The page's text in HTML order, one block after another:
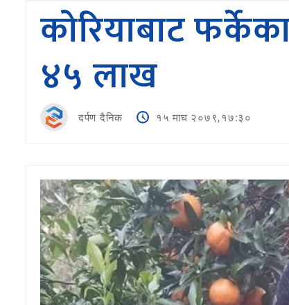
काेरियाबाट
४५ लाख
दर्पण दैनिक १५ माघ २०७९,१७:३०